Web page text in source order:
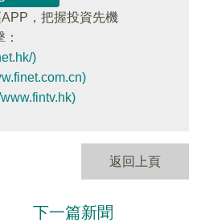
，把握投資先機
)
返回上頁
下一篇新聞